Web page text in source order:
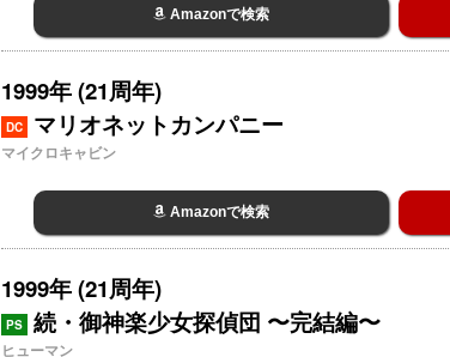
Amazonで検索
1999年 (21周年)
DC マリオネットカンパニー
マイクロキャビン
Amazonで検索
1999年 (21周年)
PS 続・御神楽少女探偵団 〜完結編〜
ヒューマン